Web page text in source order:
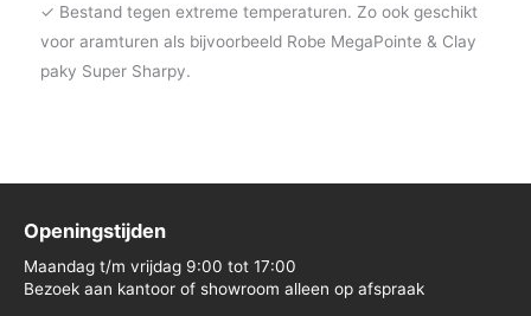
✓ Bestand tegen extreme temperaturen. Zo ook geschikt
voor aramturen als bijvoorbeeld Robe MegaPointe & Clay
paky Super Sharpy.
Openingstijden
Maandag t/m vrijdag 9:00 tot 17:00
Bezoek aan kantoor of showroom alleen op afspraak